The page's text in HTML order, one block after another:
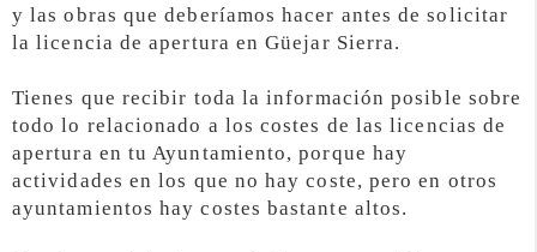
y las obras que deberíamos hacer antes de solicitar
la licencia de apertura en Güejar Sierra.
Tienes que recibir toda la información posible sobre
todo lo relacionado a los costes de las licencias de
apertura en tu Ayuntamiento, porque hay
actividades en los que no hay coste, pero en otros
ayuntamientos hay costes bastante altos.